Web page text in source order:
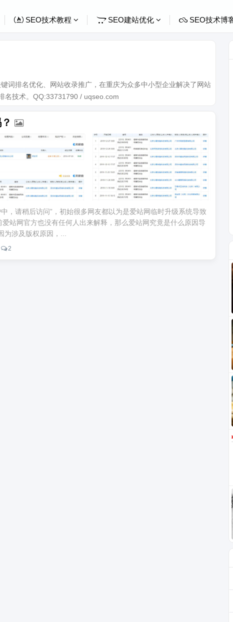
SEO技术教程 SEO建站优化 SEO技术博
词排名优化、网站收录推广，在重庆为众多中小型企业解决了网站
名技术。QQ:33731790 / uqseo.com
，请稍后访问”，初始很多网友都以为是爱站网临时升级系统导致
站网官方也没有任何人出来解释，那么爱站网究竟是什么原因导
涉及版权原因，...
2